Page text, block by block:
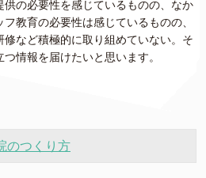
の必要性を感じているものの、なか
教育の必要性は感じているものの、
など積極的に取り組めていない。そ
情報を届けたいと思います。
のつくり方